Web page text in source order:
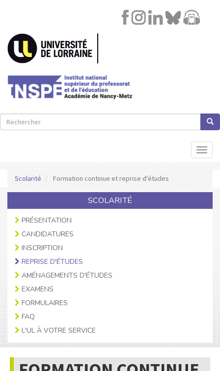
contenu
principal
Image
Lien
Rechercher
Rechercher
Scolarité
Formation continue et reprise d'études
SCOLARITÉ
PRÉSENTATION
CANDIDATURES
INSCRIPTION
REPRISE D'ÉTUDES
AMÉNAGEMENTS D'ÉTUDES
EXAMENS
FORMULAIRES
FAQ
L'UL À VOTRE SERVICE